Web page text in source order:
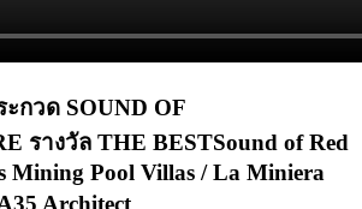
กวด SOUND OF
รางวัล THE BESTSound of Red
Mining Pool Villas / La Miniera
Architect